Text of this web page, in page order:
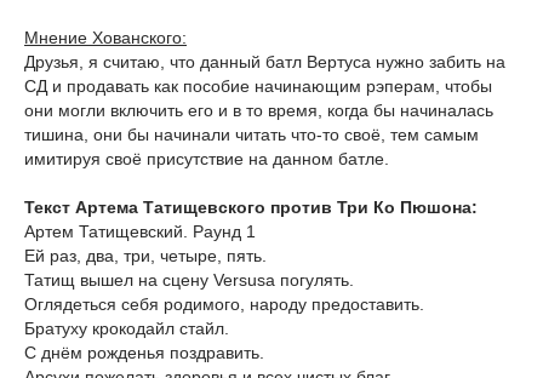
Мнение Хованского:
Друзья, я считаю, что данный батл Вертуса нужно забить на
СД и продавать как пособие начинающим рэперам, чтобы
они могли включить его и в то время, когда бы начиналась
тишина, они бы начинали читать что-то своё, тем самым
имитируя своё присутствие на данном батле.
Текст Артема Татищевского против Три Ко Пюшона:
Артем Татищевский. Раунд 1
Ей раз, два, три, четыре, пять.
Татищ вышел на сцену Versusa погулять.
Оглядеться себя родимого, народу предоставить.
Братуху крокодайл стайл.
С днём рожденья поздравить.